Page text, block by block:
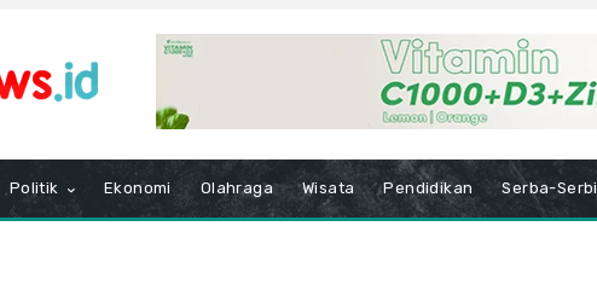
Politik Ekonomi Olahraga Wisata Pendidikan Serba-Serbi